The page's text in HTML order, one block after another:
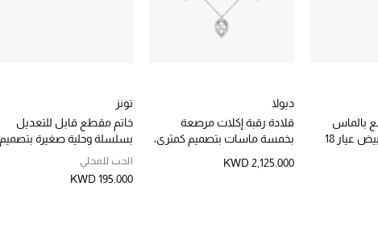
بالماس
عيار 18
ديولا
قلادة رقبة إكلات مرصعة
بخمسة ماسات بتصميم كمثرى،
KWD 2,125.000
تونز
خاتم مقطع قابل للتعديل
بسلسلة وحلية صغيرة بتصميم
شعار الماركة، ذهب أبيض عيار
الحب للمحلي
KWD 195.000